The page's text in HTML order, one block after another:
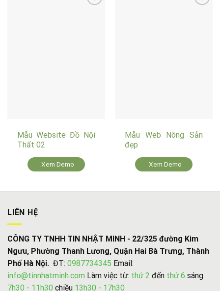
Mẫu Website Đồ Nội
Thất 02
Xem Demo
Mẫu Web Nông Sản
đẹp
Xem Demo
LIÊN HỆ
CÔNG TY TNHH TIN NHẬT MINH - 22/325 đường Kim
Ngưu, Phường Thanh Lương, Quận Hai Bà Trưng, Thành
Phố Hà Nội. ĐT: 0987734345 Email:
info@tinnhatminh.com Làm việc từ: thứ 2 đến thứ 6 sáng
7h30 - 11h30 chiều 13h30 - 17h30